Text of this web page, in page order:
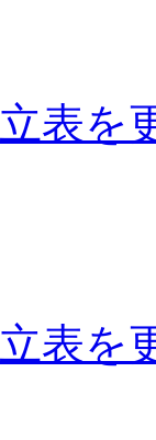
表を
表を